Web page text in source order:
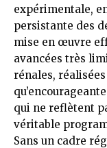
expérimentale,
persistante des
mise en œuvre
avancées très
rénales,
qui ne reflètent
véritable
Sans un cadre